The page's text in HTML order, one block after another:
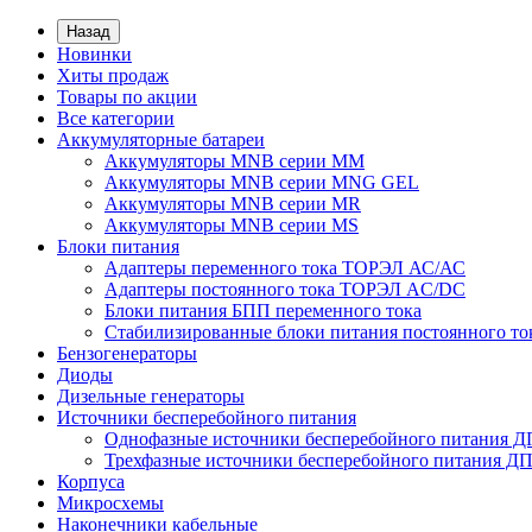
Назад
Новинки
Хиты продаж
Товары по акции
Все категории
Аккумуляторные батареи
Аккумуляторы MNB серии MM
Аккумуляторы MNB серии MNG GEL
Аккумуляторы MNB серии MR
Аккумуляторы MNB серии MS
Блоки питания
Адаптеры переменного тока ТОРЭЛ АС/АС
Адаптеры постоянного тока ТОРЭЛ AC/DC
Блоки питания БПП переменного тока
Стабилизированные блоки питания постоянного
Бензогенераторы
Диоды
Дизельные генераторы
Источники бесперебойного питания
Однофазные источники бесперебойного питания
Трехфазные источники бесперебойного питания
Корпуса
Микросхемы
Наконечники кабельные